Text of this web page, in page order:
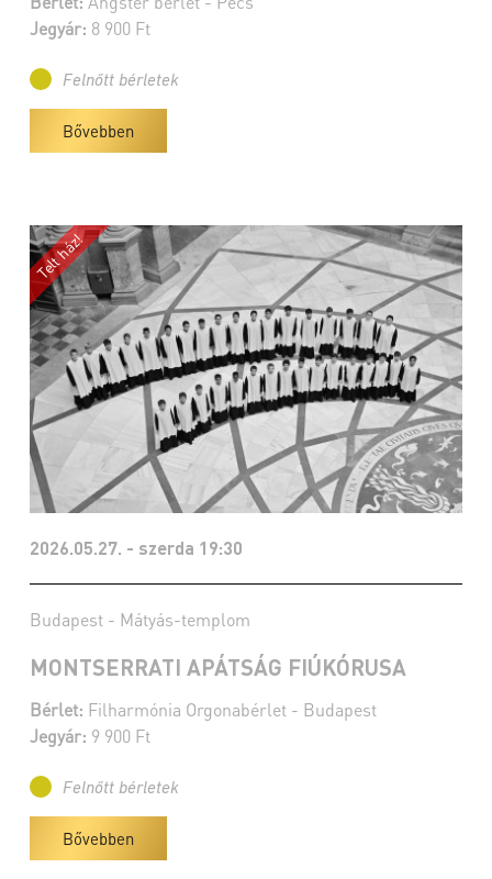
Jegyár: 8 900 Ft
Felnőtt bérletek
Bővebben
2026.05.27. - szerda 19:30
Budapest - Mátyás-templom
MONTSERRATI APÁTSÁG FIÚKÓRUSA
Bérlet: Filharmónia Orgonabérlet - Budapest
Jegyár: 9 900 Ft
Felnőtt bérletek
Bővebben